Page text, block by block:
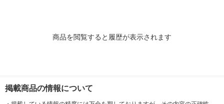
商品を閲覧すると履歴が表示されます
掲載商品の情報について